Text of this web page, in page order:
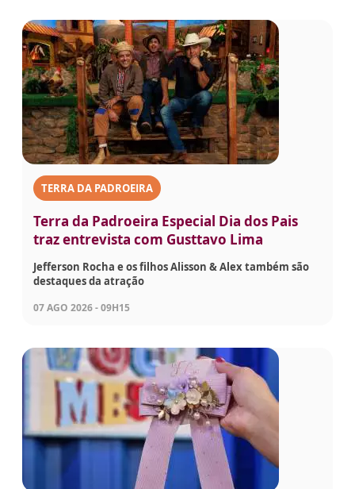
TERRA DA PADROEIRA
Terra da Padroeira Especial Dia dos Pais
traz entrevista com Gusttavo Lima
Jefferson Rocha e os filhos Alisson & Alex também são
destaques da atração
07 AGO 2026 - 09H15